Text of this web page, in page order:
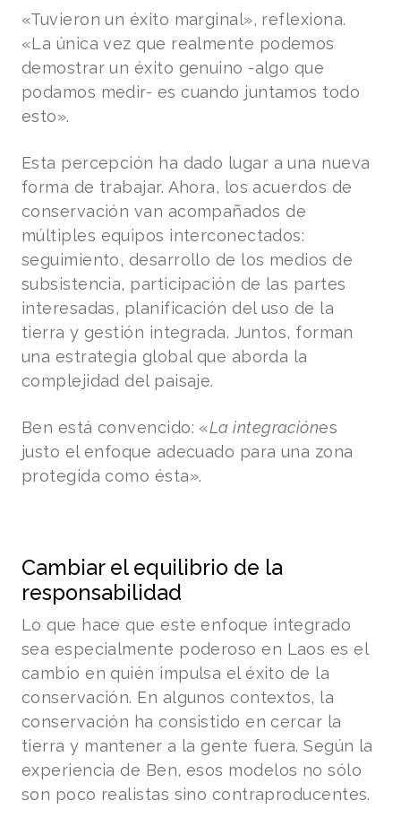
«Tuvieron un éxito marginal», reflexiona.
«La única vez que realmente podemos
demostrar un éxito genuino -algo que
podamos medir- es cuando juntamos todo
esto».
Esta percepción ha dado lugar a una nueva
forma de trabajar. Ahora, los acuerdos de
conservación van acompañados de
múltiples equipos interconectados:
seguimiento, desarrollo de los medios de
subsistencia, participación de las partes
interesadas, planificación del uso de la
tierra y gestión integrada. Juntos, forman
una estrategia global que aborda la
complejidad del paisaje.
Ben está convencido: «La integraciónes
justo el enfoque adecuado para una zona
protegida como ésta».
Cambiar el equilibrio de la
responsabilidad
Lo que hace que este enfoque integrado
sea especialmente poderoso en Laos es el
cambio en quién impulsa el éxito de la
conservación. En algunos contextos, la
conservación ha consistido en cercar la
tierra y mantener a la gente fuera. Según la
experiencia de Ben, esos modelos no sólo
son poco realistas sino contraproducentes.